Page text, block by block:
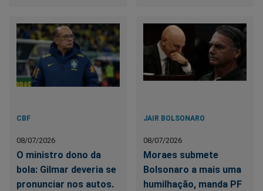
CBF
08/07/2026
O ministro dono da
bola: Gilmar deveria se
pronunciar nos autos.
JAIR BOLSONARO
08/07/2026
Moraes submete
Bolsonaro a mais uma
humilhação, manda PF